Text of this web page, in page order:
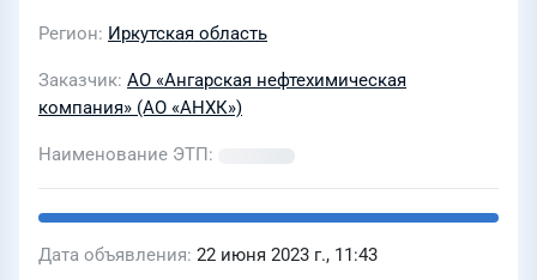
Регион Иркутская область
Заказчик АО «Ангарская нефтехимическая
компания» (АО «АНХК»)
Наименование ЭТП
Дата объявления 22 июня 2023 г., 11:43